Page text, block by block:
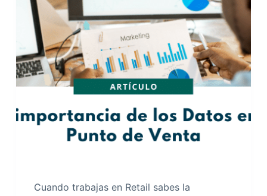
Cuando trabajas en Retail sabes la